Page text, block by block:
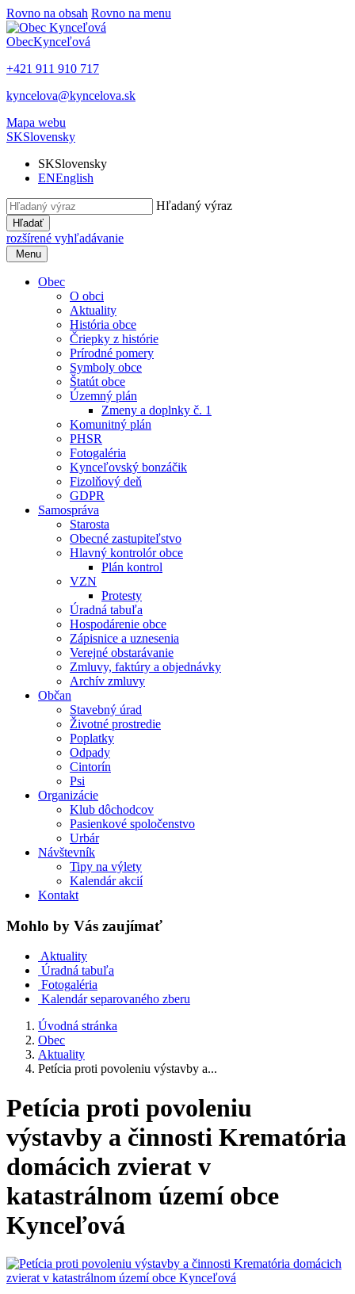
Rovno na obsah Rovno na menu
ObecKynceľová
+421 911 910 717
kyncelova@kyncelova.sk
Mapa webu
SKSlovensky
SKSlovensky
ENEnglish
Hľadaný výraz
Hľadať
rozšírené vyhľadávanie
Menu
Obec
O obci
Aktuality
História obce
Čriepky z histórie
Prírodné pomery
Symboly obce
Štatút obce
Územný plán
Zmeny a doplnky č. 1
Komunitný plán
PHSR
Fotogaléria
Kynceľovský bonzáčik
Fizolňový deň
GDPR
Samospráva
Starosta
Obecné zastupiteľstvo
Hlavný kontrolór obce
Plán kontrol
VZN
Protesty
Úradná tabuľa
Hospodárenie obce
Zápisnice a uznesenia
Verejné obstarávanie
Zmluvy, faktúry a objednávky
Archív zmluvy
Občan
Stavebný úrad
Životné prostredie
Poplatky
Odpady
Cintorín
Psi
Organizácie
Klub dôchodcov
Pasienkové spoločenstvo
Urbár
Návštevník
Tipy na výlety
Kalendár akcií
Kontakt
Mohlo by Vás zaujímať
Aktuality
Úradná tabuľa
Fotogaléria
Kalendár separovaného zberu
Úvodná stránka
Obec
Aktuality
Petícia proti povoleniu výstavby a...
Petícia proti povoleniu
výstavby a činnosti Krematória
domácich zvierat v
katastrálnom území obce
Kynceľová